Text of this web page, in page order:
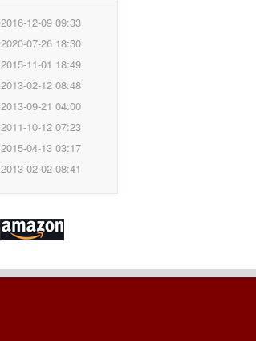
2016-12-09 09:33
2020-07-26 18:30
2015-11-01 18:49
2013-02-12 08:48
2013-09-21 04:00
2011-10-12 07:23
2015-04-13 03:17
2013-02-02 08:41